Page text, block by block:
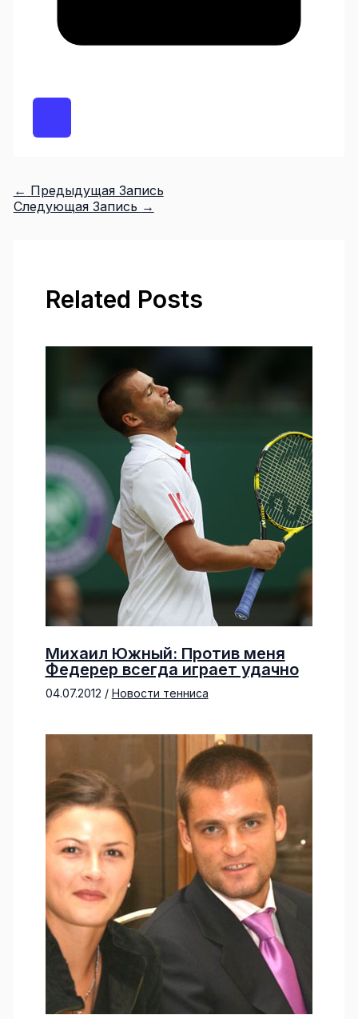
← Предыдущая Запись
Следующая Запись →
Related Posts
Михаил Южный: Против меня
Федерер всегда играет удачно
04.07.2012 / Новости тенниса